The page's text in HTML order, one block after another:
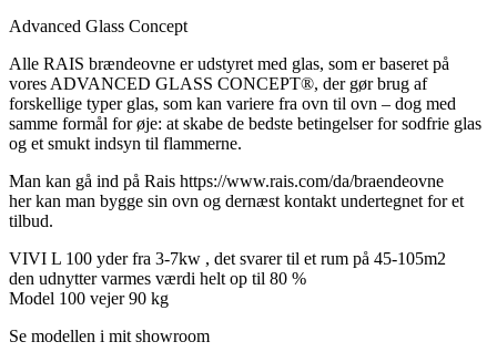
Advanced Glass Concept
Alle RAIS brændeovne er udstyret med glas, som er baseret på
vores ADVANCED GLASS CONCEPT®, der gør brug af
forskellige typer glas, som kan variere fra ovn til ovn – dog med
samme formål for øje: at skabe de bedste betingelser for sodfrie glas
og et smukt indsyn til flammerne.
Man kan gå ind på Rais https://www.rais.com/da/braendeovne
her kan man bygge sin ovn og dernæst kontakt undertegnet for et
tilbud.
VIVI L 100 yder fra 3-7kw , det svarer til et rum på 45-105m2
den udnytter varmes værdi helt op til 80 %
Model 100 vejer 90 kg
Se modellen i mit showroom